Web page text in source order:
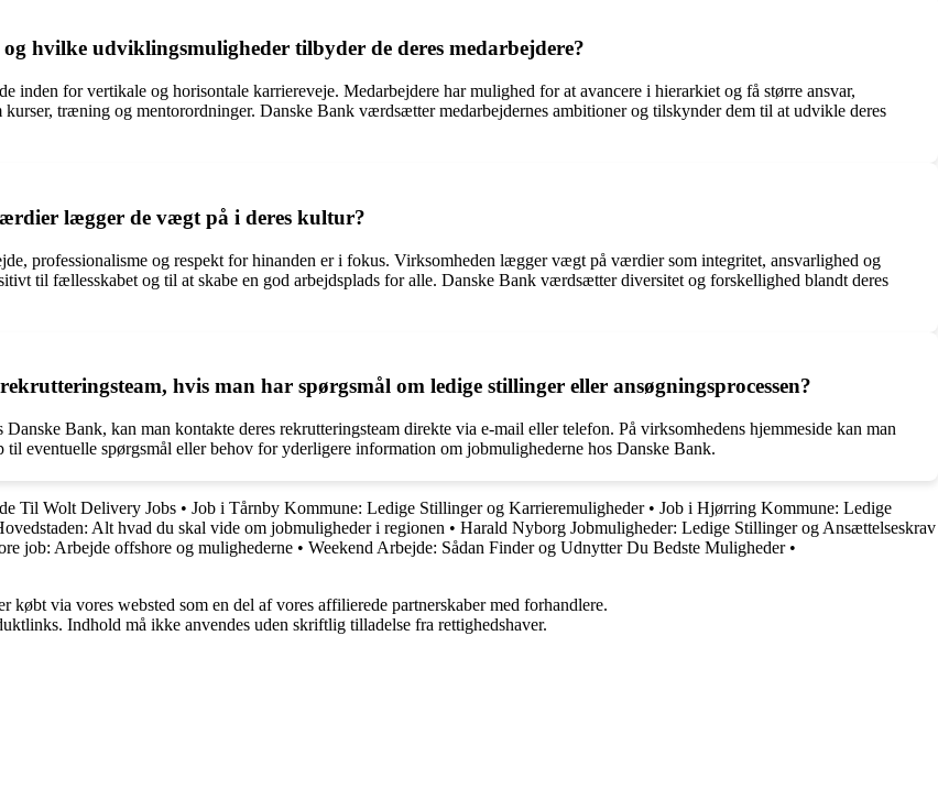
hvilke udviklingsmuligheder tilbyder de deres medarbejdere?
inden for vertikale og horisontale karriereveje. Medarbejdere har mulighed for at avancere i hierarkiet og få større ansvar,
træning og mentorordninger. Danske Bank værdsætter medarbejdernes ambitioner og tilskynder dem til at udvikle deres
lægger de vægt på i deres kultur?
professionalisme og respekt for hinanden er i fokus. Virksomheden lægger vægt på værdier som integritet, ansvarlighed og
til fællesskabet og til at skabe en god arbejdsplads for alle. Danske Bank værdsætter diversitet og forskellighed blandt deres
hvis man har spørgsmål om ledige stillinger eller ansøgningsprocessen?
Bank, kan man kontakte deres rekrutteringsteam direkte via e-mail eller telefon. På virksomhedens hjemmeside kan man
eventuelle spørgsmål eller behov for yderligere information om jobmulighederne hos Danske Bank.
Til Wolt Delivery Jobs • Job i Tårnby Kommune: Ledige Stillinger og Karrieremuligheder• Job i Hjørring Kommune: Ledige
Alt hvad du skal vide om jobmuligheder i regionen • Harald Nyborg Jobmuligheder: Ledige Stillinger og Ansættelseskrav
job: Arbejde offshore og mulighederne • Weekend Arbejde: Sådan Finder og Udnytter Du Bedste Muligheder•
via vores websted som en del af vores affilierede partnerskaber med forhandlere.
Indhold må ikke anvendes uden skriftlig tilladelse fra rettighedshaver.